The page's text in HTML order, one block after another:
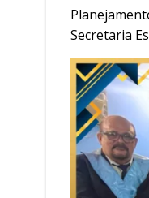
Secretaria